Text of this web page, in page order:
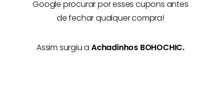
Google procurar por esses cupons antes
de fechar qualquer compra!
Assim surgiu a Achadinhos BOHOCHIC.